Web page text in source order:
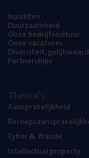
Inzich­ten
Duur­zaam­heid
Onze bedrijfs­cul­tuur
Onze vaca­tu­res
Diver­si­teit,
Part­ner­ships
Aan­spra­ke­lijk­heid
Cyber& fraude
Intel­lec­tu­al property